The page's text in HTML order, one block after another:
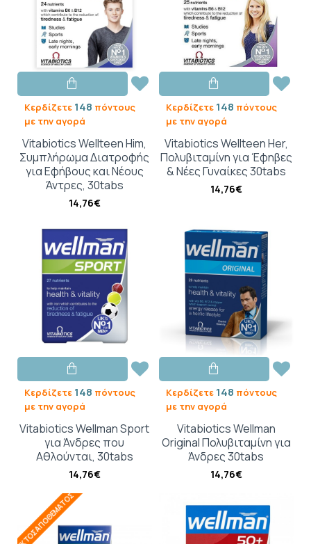
Κερδίζετε 148 πόντους
με την αγορά
Vitabiotics Wellteen Him,
Συμπλήρωμα Διατροφής
για Εφήβους και Νέους
Άντρες, 30tabs
14,76€
Κερδίζετε 148 πόντους
με την αγορά
Vitabiotics Wellteen Her,
Πολυβιταμίνη για Έφηβες
& Νέες Γυναίκες 30tabs
14,76€
Κερδίζετε 148 πόντους
με την αγορά
Vitabiotics Wellman Sport
για Άνδρες που
Αθλούνται, 30tabs
14,76€
Κερδίζετε 148 πόντους
με την αγορά
Vitabiotics Wellman
Original Πολυβιταμίνη για
Άνδρες 30tabs
14,76€
ΕΚΤΌΣ ΑΠΟΘΈΜΑΤΟΣ